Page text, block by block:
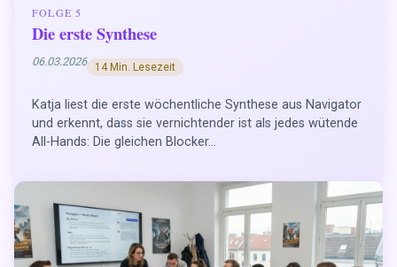
FOLGE 5
Die erste Synthese
06.03.2026 14 Min. Lesezeit
Katja liest die erste wöchentliche Synthese aus Navigator
und erkennt, dass sie vernichtender ist als jedes wütende
All-Hands: Die gleichen Blocker...